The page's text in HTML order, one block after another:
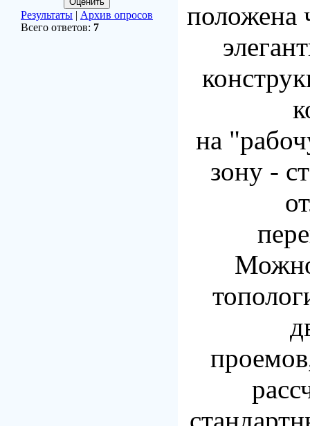
Результаты | Архив опросов
Всего ответов: 7
положена
на
зону -